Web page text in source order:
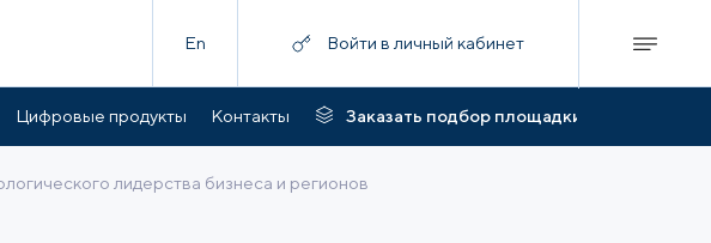
En Войти в личный кабинет
Цифровые продукты Контакты Заказать подбор площадки
лидерства бизнеса и регионов